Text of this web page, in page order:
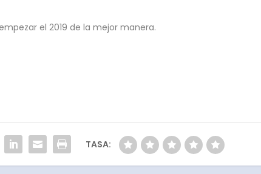
el 2019 de la mejor manera.
TASA: